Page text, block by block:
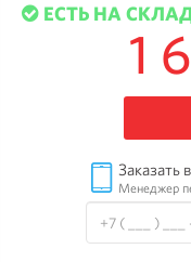
ЕСТЬ НА
1
Заказать
Менеджер